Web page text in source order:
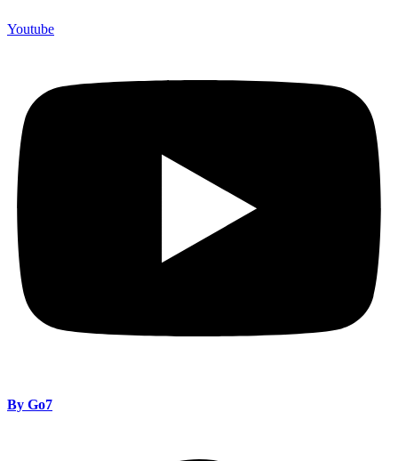
Youtube
By Go7